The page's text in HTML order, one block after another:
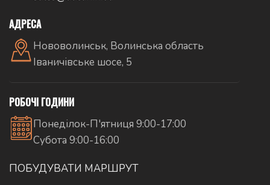
АДРЕСА
Нововолинськ, Волинська область
Іваничівське шосе, 5
РОБОЧІ ГОДИНИ
Понеділок-П'ятниця 9:00-17:00
Субота 9:00-16:00
ПОБУДУВАТИ МАРШРУТ